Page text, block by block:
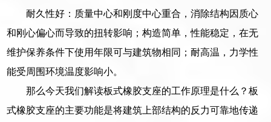
耐久性好：质量中心和刚度中心重合，消除结构因质心
和刚心偏心而导致的扭转影响；构造简单，性能稳定，在无
维护保养条件下使用年限可与建筑物相同；耐高温，力学性
能受周围环境温度影响小。
那么今天我们解读板式橡胶支座的工作原理是什么？板
式橡胶支座的主要功能是将建筑上部结构的反力可靠地传递